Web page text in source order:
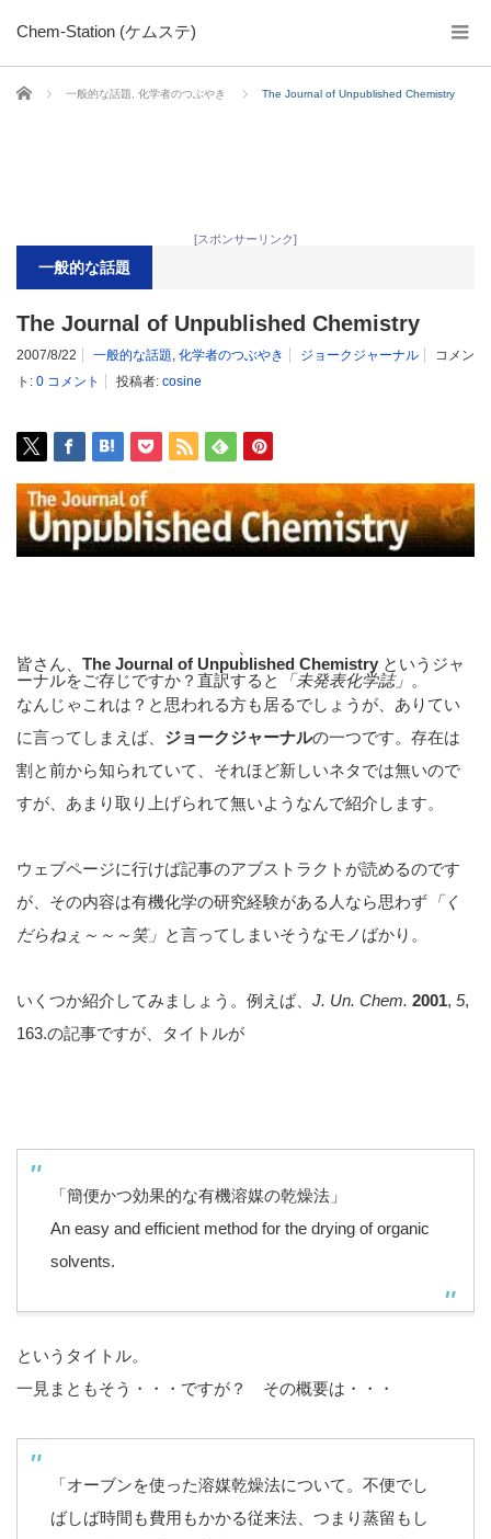
Chem-Station (ケムステ)
ホーム 一般的な話題 化学者のつぶやき The Journal of Unpublished Chemistry
[スポンサーリンク]
一般的な話題
The Journal of Unpublished Chemistry
2007/8/22 一般的な話題, 化学者のつぶやき ジョークジャーナル
コメン
ト: 0 コメント 投稿者: cosine
皆さん、 The Journal of Unpublished Chemistry というジャ
ーナルをご存じですか？直訳すると
「未発表化学誌」 。
なんじゃこれは？と思われる方も居るでしょうが、ありてい
に言ってしまえば、 ジョークジャーナルの一つです。存在は
割と前から知られていて、それほど新しいネタでは無いので
すが、あまり取り上げられて無いようなんで紹介します。
ウェブページに行けば記事のアブストラクトが読めるのです
が、その内容は有機化学の研究経験がある人なら思わず 「く
だらねぇ～～～笑」 と言ってしまいそうなモノばかり。
いくつか紹介してみましょう。例えば、 J. Un. Chem. 2001, 5,
163.の記事ですが、タイトルが
「簡便かつ効果的な有機溶媒の乾燥法」
An easy and efficient method for the drying of organic
solvents.
というタイトル。
一見まともそう・・・ですが？ その概要は・・・
「オーブンを使った溶媒乾燥法について。不便でし
ばしば時間も費用もかかる従来法、つまり蒸留もし